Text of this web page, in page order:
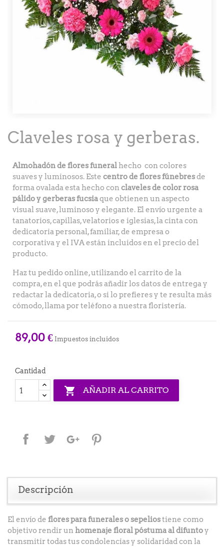
Claveles rosa y gerberas.
Almohadón de flores funeralhecho con colores
suaves y luminosos. Este centro de flores fúnebresde
forma ovalada esta hecho conclaveles de color rosa
pálido y gerberas fucsiaque obtienen un aspecto
visual suave, luminoso y elegante. El envío urgente a
tanatorios, capillas, velatorios e iglesias, la cinta con
dedicatoria personal, familiar, de empresa o
corporativa y el IVA están incluidos en el precio del
producto.
Haz tu pedido online, utilizando el carrito de la
compra, en el que podrás añadir los datos de entrega y
redactar la dedicatoria, o si lo prefieres y te resulta más
cómodo, llama por teléfono a nuestra floristería.
89,00 € Impuestos incluidos
Cantidad
 AÑADIR AL CARRITO
CompartirTuitear Google+
Descripción
El envío de flores para funerales o sepeliostiene como
objetivo rendir unhomenaje floral póstuma al difuntoy
transmitir todas tus condolencias y solidaridad con la